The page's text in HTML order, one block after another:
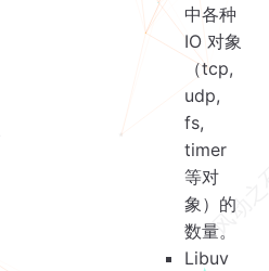
中各种
IO 对象
（tcp,
udp,
fs,
timer
等对
象）的
数量。
Libuv